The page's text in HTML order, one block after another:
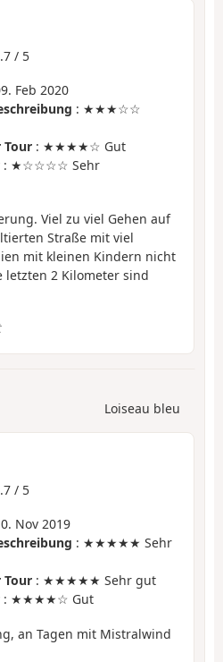
/ 5
Feb 2020
: ★★★☆☆
Tour : ★★★★☆ Gut
: ★☆☆☆☆ Sehr
Viel zu viel Gehen auf
Straße mit viel
mit kleinen Kindern nicht
2 Kilometer sind
Loiseau bleu
/ 5
Nov 2019
: ★★★★★ Sehr
Tour : ★★★★★ Sehr gut
: ★★★★☆ Gut
an Tagen mit Mistralwind